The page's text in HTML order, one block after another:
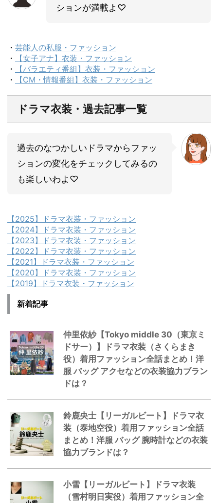
ションが満載よ♡
・ 芸能人の私服・ファッション
・
【女子アナ】衣装・ファッション
・
【バラエティ番組】衣装・ファッション
・
【CM・情報番組】衣装・ファッション
ドラマ衣装・過去記事一覧
過去のなつかしいドラマからファッ
ションの変化をチェックしてみるの
も楽しいわよ♡
【2025】ドラマ衣装・ファッション
【2024】ドラマ衣装・ファッション
【2023】ドラマ衣装・ファッション
【2022】ドラマ衣装・ファッション
【2021】ドラマ衣装・ファッション
【2020】ドラマ衣装・ファッション
【2019】ドラマ衣装・ファッション
新着記事
仲里依紗【Tokyo middle 30（東京ミ
ドサー）】ドラマ衣装（さくらまき
役）着用ファッション全話まとめ！洋
服 バッグ アクセなどの衣装協力ブラン
ドは？
鈴鹿央士【リーガルビート】ドラマ衣
装（泰地空役）着用ファッション全話
まとめ！洋服 バッグ 腕時計などの衣装
協力ブランドは？
小雪【リーガルビート】ドラマ衣装
（雪村明日実役）着用ファッション全